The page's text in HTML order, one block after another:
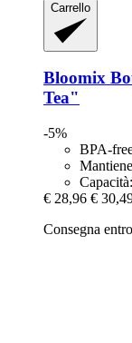
Carrello
Bloomix
Tea"
-5%
BPA-
€ 28,96 €
Consegna